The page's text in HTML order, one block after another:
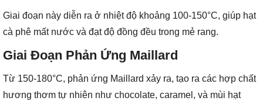
Giai đoạn này diễn ra ở nhiệt độ khoảng 100-150°C, giúp hạt
cà phê mất nước và đạt độ đồng đều trong mẻ rang.
Giai Đoạn Phản Ứng Maillard
Từ 150-180°C, phản ứng Maillard xảy ra, tạo ra các hợp chất
hương thơm tự nhiên như chocolate, caramel, và mùi hạt